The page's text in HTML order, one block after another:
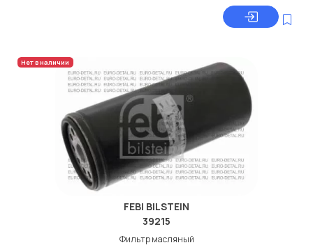
Нет в наличии
FEBI BILSTEIN
39215
Фильтр масляный